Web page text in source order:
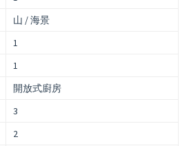
山 / 海景
1
1
開放式廚房
3
2